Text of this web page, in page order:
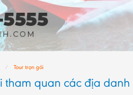
Tour trọn gói
tham quan các địa